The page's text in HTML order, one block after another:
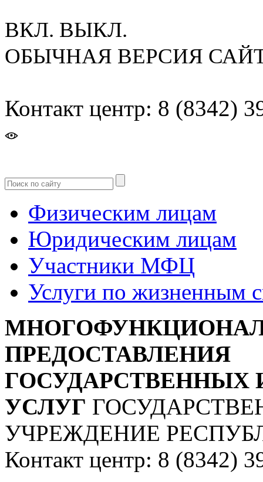
ВКЛ. ВЫКЛ.
ОБЫЧНАЯ ВЕРСИЯ
Контакт центр: 8 (8342)
Физическим лицам
Юридическим лицам
Участники МФЦ
Услуги по жизненным
ПРЕДОСТАВЛЕНИЯ
УСЛУГ
УЧРЕЖДЕНИЕ
Контакт центр: 8 (8342)